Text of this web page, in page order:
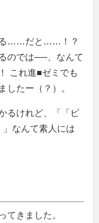
る……だと……！？
のでは──、なんて
これ進■ゼミでも
したー（？）。
るけれど、「
ビ
」なんて素人には
てきました。